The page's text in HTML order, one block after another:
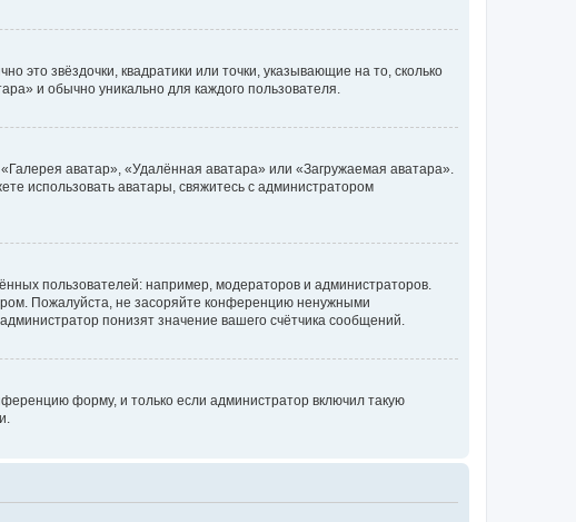
это звёздочки, квадратики или точки, указывающие на то, сколько
и обычно уникально для каждого пользователя.
аватар», «Удалённая аватара» или «Загружаемая аватара».
использовать аватары, свяжитесь с администратором
пользователей: например, модераторов и администраторов.
Пожалуйста, не засоряйте конференцию ненужными
понизят значение вашего счётчика сообщений.
форму, и только если администратор включил такую